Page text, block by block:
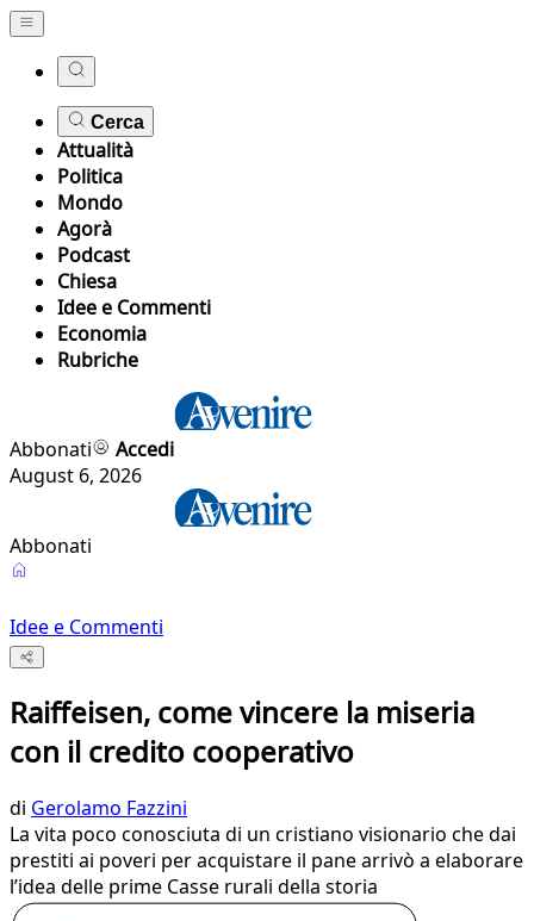
Cerca
Attualità
Politica
Mondo
Agorà
Podcast
Chiesa
Idee e Commenti
Economia
Rubriche
Abbonati
Accedi
August 6, 2026
Abbonati
Idee e Commenti
Raiffeisen, come vincere la miseria
con il credito cooperativo
di Gerolamo Fazzini
La vita poco conosciuta di un cristiano visionario che dai
prestiti ai poveri per acquistare il pane arrivò a elaborare
l’idea delle prime Casse rurali della storia